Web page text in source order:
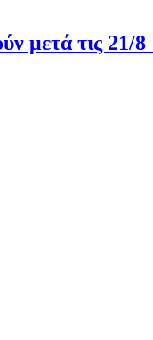
μετά τις